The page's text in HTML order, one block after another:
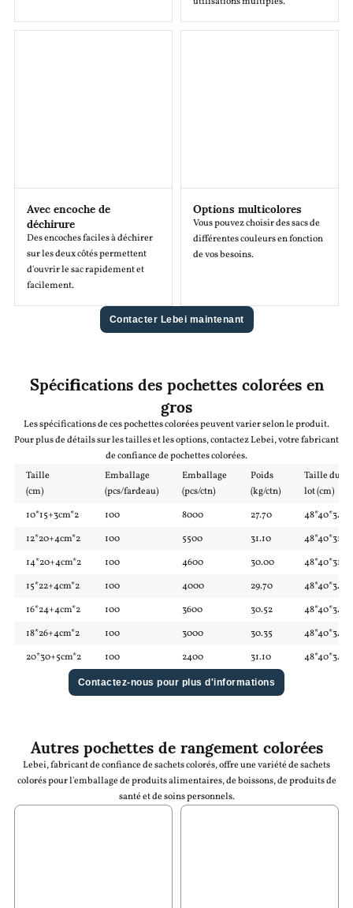
Avec encoche de
déchirure
Des encoches faciles à déchirer
sur les deux côtés permettent
d'ouvrir le sac rapidement et
facilement.
Options multicolores
Vous pouvez choisir des sacs de
différentes couleurs en fonction
de vos besoins.
Contacter Lebei maintenant
Spécifications des pochettes colorées en
gros
Les spécifications de ces pochettes colorées peuvent varier selon le produit.
Pour plus de détails sur les tailles et les options, contactez Lebei, votre fabricant
de confiance de pochettes colorées.
Taille
(cm)
Emballage
(pcs/fardeau)
Emballage
(pcs/ctn)
Poids
(kg/ctn)
Taille du
lot (cm)
10*15+3cm*2
100 8000 27.70
48*40*34
12*20+4cm*2
100 5500 31.10
48*40*31
14*20+4cm*2
100 4600 30.00
48*40*31
15*22+4cm*2
100 4000 29.70
48*40*34
16*24+4cm*2
100 3600 30.52
48*40*34
18*26+4cm*2
100 3000 30.35
48*40*34
20*30+5cm*2
100 2400 31.10 48*40*34
Contactez-nous pour plus d'informations
Autres pochettes de rangement colorées
Lebei, fabricant de confiance de sachets colorés, offre une variété de sachets
colorés pour l'emballage de produits alimentaires, de boissons, de produits de
santé et de soins personnels.